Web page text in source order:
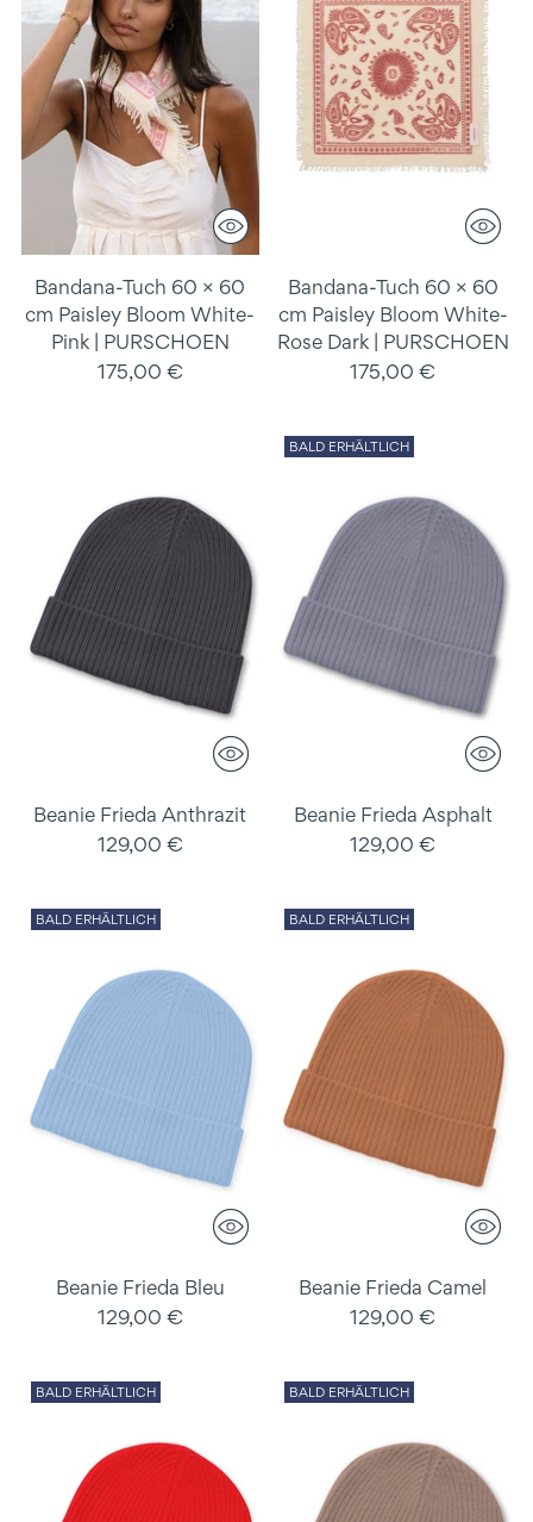
Bandana-Tuch 60 × 60
cm Paisley Bloom White-
Pink | PURSCHOEN
175,00 €
Bandana-Tuch 60 × 60
cm Paisley Bloom White-
Rose Dark | PURSCHOEN
175,00 €
Beanie Frieda Anthrazit
129,00 €
BALD ERHÄLTLICH
Beanie Frieda Asphalt
129,00 €
BALD ERHÄLTLICH
Beanie Frieda Bleu
129,00 €
BALD ERHÄLTLICH
Beanie Frieda Camel
129,00 €
BALD ERHÄLTLICH BALD ERHÄLTLICH